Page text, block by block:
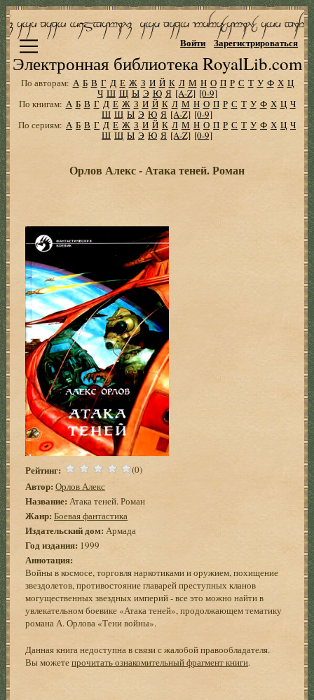
Электронная библиотека RoyalLib.com
Войти Зарегистрироваться
По авторам: А Б В Г Д Е Ж З И Й К Л М Н О П Р С Т У Ф Х Ц
Ч Ш Щ Ы Э Ю Я [A-Z] [0-9]
По книгам: А Б В Г Д Е Ж З И Й К Л М Н О П Р С Т У Ф Х Ц Ч
Ш Щ Ы Э Ю Я [A-Z] [0-9]
По сериям: А Б В Г Д Е Ж З И Й К Л М Н О П Р С Т У Ф Х Ц Ч
Ш Щ Ы Э Ю Я [A-Z] [0-9]
Орлов Алекс - Атака теней. Роман
Рейтинг: (0)
Автор: Орлов Алекс
Название: Атака теней. Роман
Жанр: Боевая фантастика
Издательский дом: Армада
Год издания: 1999
Аннотация:
Войны в космосе, торговля наркотиками и оружием, похищение
звездолетов, противостояние главарей преступных кланов
могущественных звездных империй - все это можно найти в
увлекательном боевике «Атака теней», продолжающем тематику
романа А. Орлова «Тени войны».
Данная книга недоступна в связи с жалобой правообладателя.
Вы можетепрочитать ознакомительный фрагмент книги.